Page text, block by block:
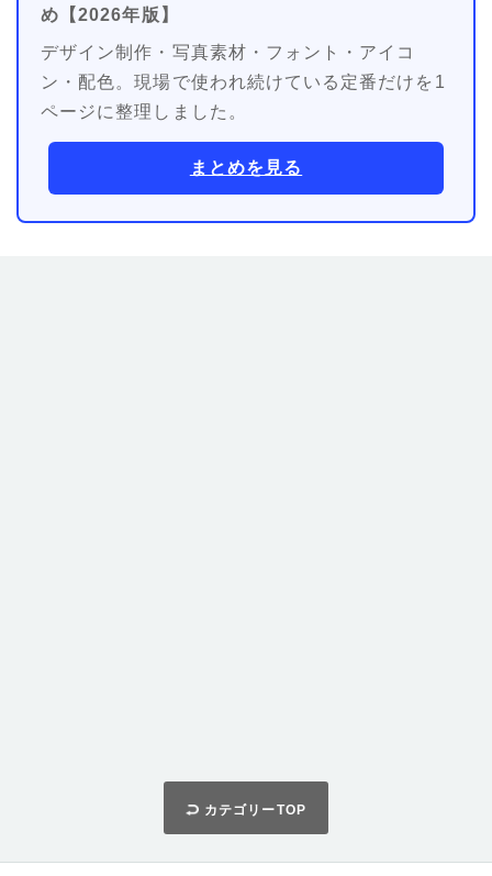
め【2026年版】
デザイン制作・写真素材・フォント・アイコ
ン・配色。現場で使われ続けている定番だけを1
ページに整理しました。
まとめを見る
カテゴリーTOP